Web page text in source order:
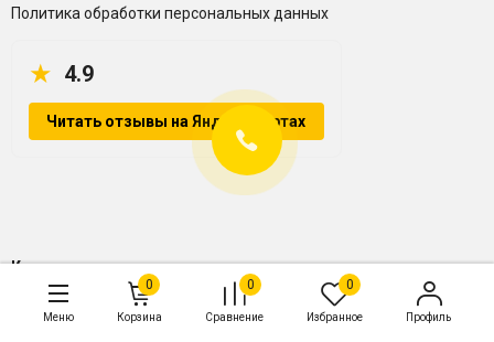
Политика обработки персональных данных
★ 4.9
Читать отзывы на Яндекс.Картах
Контакты
+7 987 088 20 54
zakaz@shopzip.ru
Меню
0
Корзина
0
Сравнение
0
Избранное Профиль